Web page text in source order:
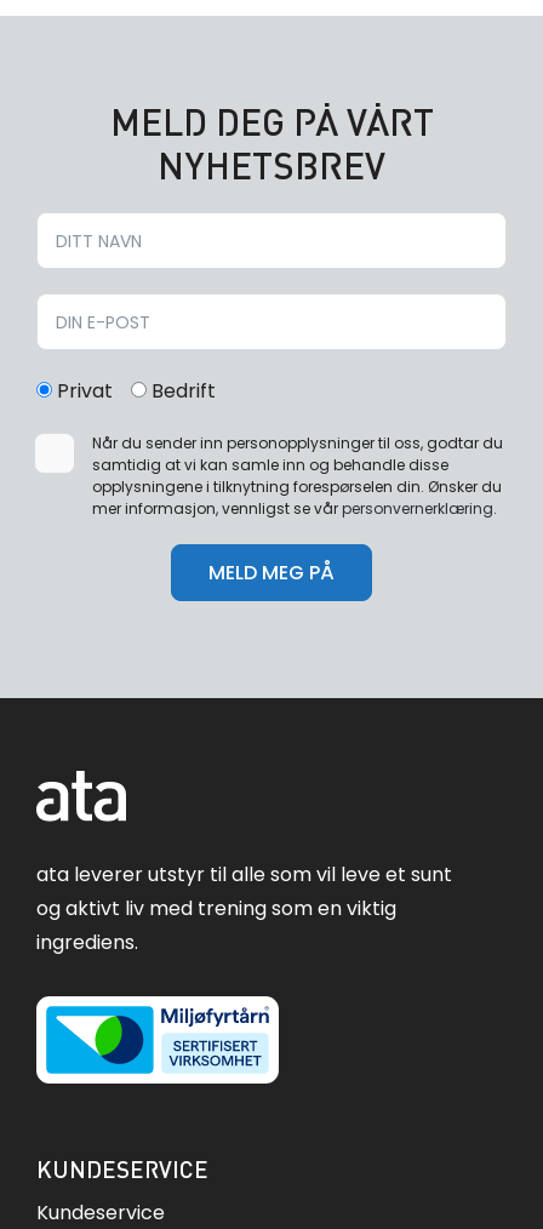
MELD DEG PÅ VÅRT
NYHETSBREV
Privat Bedrift
Når du sender inn personopplysninger til oss, godtar du
samtidig at vi kan samle inn og behandle disse
opplysningene i tilknytning forespørselen din. Ønsker du
mer informasjon, vennligst se vårpersonvernerklæring.
ata leverer utstyr til alle som vil leve et sunt
og aktivt liv med trening som en viktig
ingrediens.
KUNDESERVICE
Kundeservice